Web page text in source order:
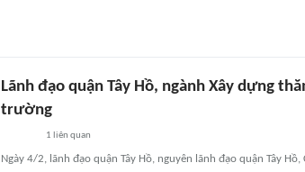
Lãnh đạo quận Tây Hồ, ngành Xây dựng
trường
1 liên quan
Ngày 4/2, lãnh đạo quận Tây Hồ, nguyên lãnh đạo quận Tây